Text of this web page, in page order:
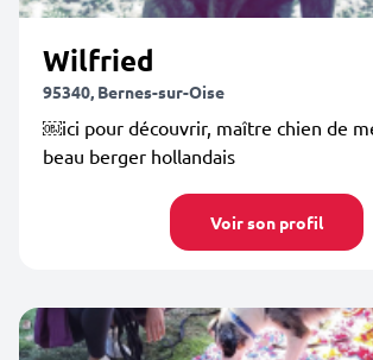
Wilfried
95340, Bernes-sur-Oise
￼ici pour découvrir, maître chien de
beau berger hollandais
Voir son profil